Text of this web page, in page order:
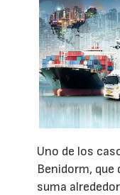
Uno de los
Benidorm,
suma